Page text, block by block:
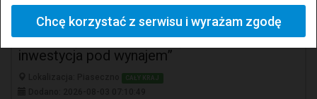
„Unikalna nieruchomość z dwoma
niezależnymi domami – idealna dla dwóch
pokoleń (rodzice + dzieci) lub dom +
inwestycja pod wynajem”
CAŁY KRAJ
Chcę korzystać z serwisu i wyrażam zgodę